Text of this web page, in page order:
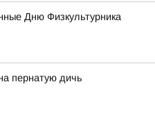
Дню Физкультурника
пернатую дичь